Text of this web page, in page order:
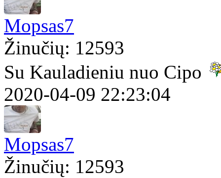
Mopsas7
Žinučių: 12593
Su Kauladieniu nuo Cipo
2020-04-09 22:23:04
Mopsas7
Žinučių: 12593